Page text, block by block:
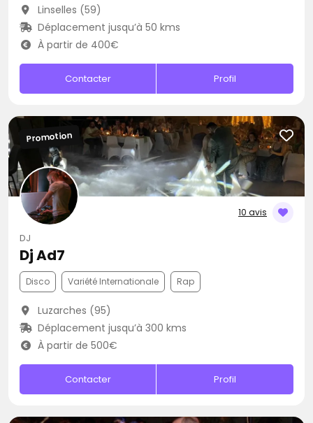
Linselles (59)
Déplacement jusqu’à 50 kms
À partir de 400€
Contacter Profil
10 avis
Promotion
DJ
Dj Ad7
Disco Variété Internationale Rap
Luzarches (95)
Déplacement jusqu’à 300 kms
À partir de 500€
Contacter Profil